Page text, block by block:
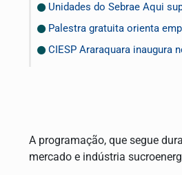
Unidades do Sebrae Aqui
Palestra gratuita orienta
CIESP Araraquara inaugura
A programação, que segue
mercado e indústria